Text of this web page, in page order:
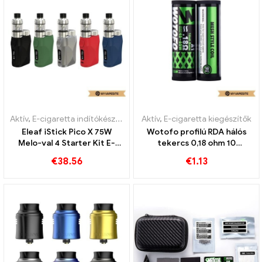
Aktív, E-cigaretta indítókészlet
Eleaf iStick Pico X 75W
Melo-val 4 Starter Kit E-
丨Egyedi
€38.56
Aktív, E-cigaretta kiegészítők
Wotofo profilú RDA hálós
tekercs 0,18 ohm 10
nagykereskedés丨Egyedi
€1.13